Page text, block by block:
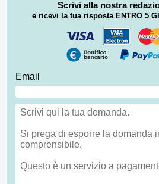
Scrivi alla nostra
e ricevi la tua risposta ENTRO 5
Email